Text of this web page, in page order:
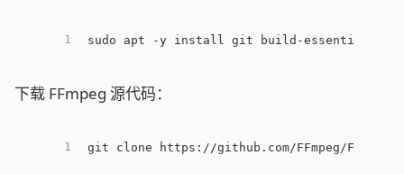
1 sudo apt -y install git build-essential
下载 FFmpeg 源代码：
1 git clone https://github.com/FFmpeg/